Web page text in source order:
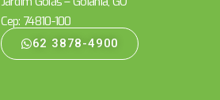
Cep: 74810-100
62 3878-4900